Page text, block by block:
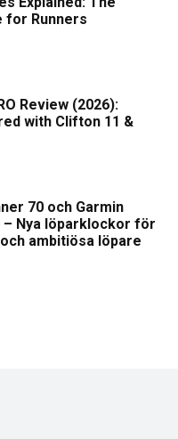
for Runners
Review (2026):
with Clifton 11 &
70 och Garmin
– Nya löparklockor för
ambitiösa löpare